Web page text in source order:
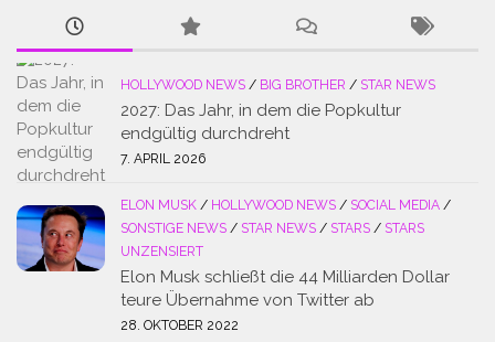
HOLLYWOOD NEWS / BIG BROTHER / STAR NEWS
2027: Das Jahr, in dem die Popkultur
endgültig durchdreht
7. APRIL 2026
ELON MUSK / HOLLYWOOD NEWS / SOCIAL MEDIA /
SONSTIGE NEWS / STAR NEWS / STARS / STARS
UNZENSIERT
Elon Musk schließt die 44 Milliarden Dollar
teure Übernahme von Twitter ab
28. OKTOBER 2022